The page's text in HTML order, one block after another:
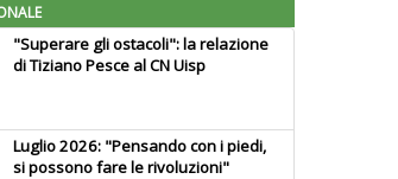
"Superare gli ostacoli": la relazione
di Tiziano Pesce al CN Uisp
Luglio 2026: "Pensando con i piedi,
si possono fare le rivoluzioni"